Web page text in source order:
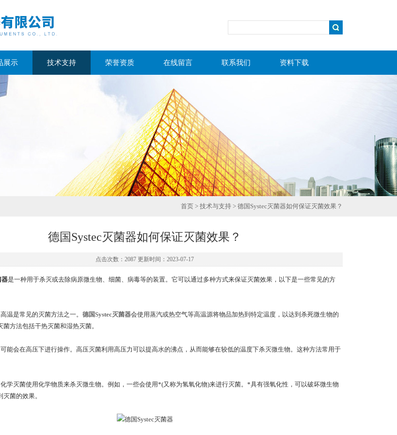
展示 技术支持 荣誉资质 在线留言 联系我们 资料下载
首页 > 技术与支持 > 德国Systec灭菌器如何保证灭菌效果？
德国Systec灭菌器如何保证灭菌效果？
点击次数：2087 更新时间：2023-07-17
器是一种用于杀灭或去除病原微生物、细菌、病毒等的装置。它可以通过多种方式来保证灭菌效果，以下是一些常见的方
是常见的灭菌方法之一。 德国Systec灭菌器会使用蒸汽或热空气等高温源将物品加热到特定温度，以达到杀死微生物的
菌方法包括干热灭菌和湿热灭菌。
会在高压下进行操作。高压灭菌利用高压力可以提高水的沸点，从而能够在较低的温度下杀灭微生物。这种方法常用于
灭菌使用化学物质来杀灭微生物。例如，一些会使用*(又称为氢氧化物)来进行灭菌。*具有强氧化性，可以破坏微生物
菌的效果。